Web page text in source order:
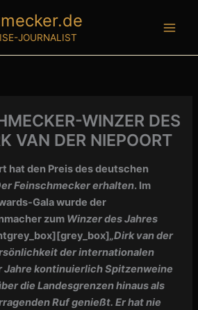
JOURNALIST
WINZER DES
VAN DER NIEPOORT
hat den Preis des deutschen
Feinschmecker erhalten. Im
Gala wurde der
zum Winzer des Jahres
„Dirk van der
der internationalen
Jahre kontinuierlich Spitzenweine
die Landesgrenzen hinaus als
Ruf genießt. Er hat nie